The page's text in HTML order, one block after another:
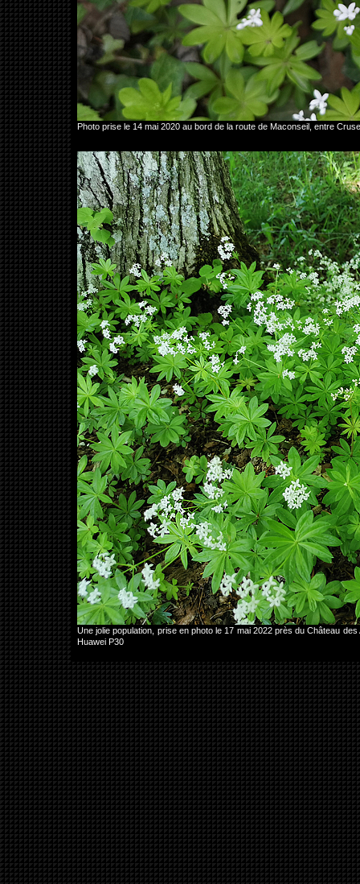
Photo prise le 14 mai 2020 au bord de la route de Maconseil, entre
Une jolie population, prise en photo le 17 mai 2022 près du Château
Huawei P30